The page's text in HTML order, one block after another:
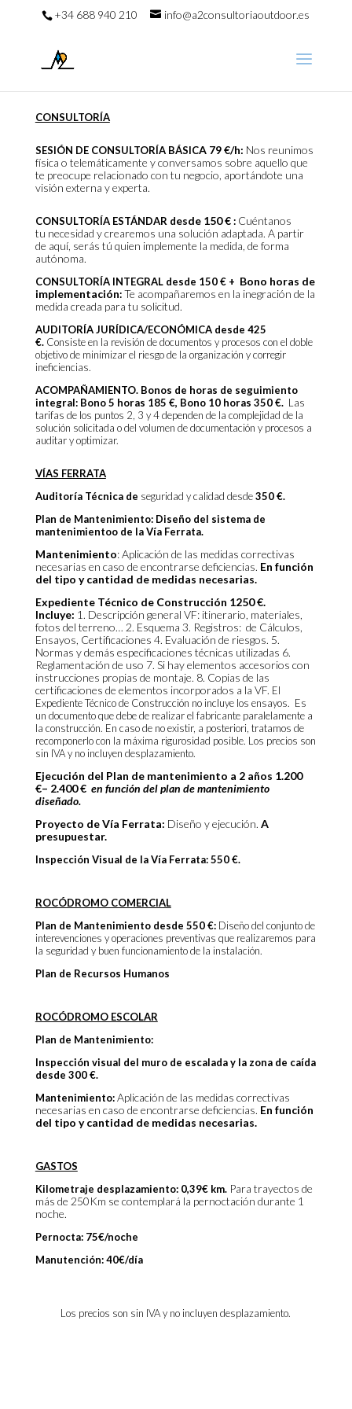
+34 688 940 210 info@a2consultoriaoutdoor.es
CONSULTORÍA
SESIÓN DE CONSULTORÍA BÁSICA 79 €/h: Nos reunimos
física o telemáticamente y conversamos sobre aquello que
te preocupe relacionado con tu negocio, aportándote una
visión externa y experta.
CONSULTORÍA ESTÁNDAR desde 150 €: Cuéntanos
tu necesidad y crearemos una solución adaptada. A partir
de aquí, serás tú quien implemente la medida, de forma
autónoma.
CONSULTORÍA INTEGRAL desde 150 € + Bono horas de
implementación: Te acompañaremos en la inegración de la
medida creada para tu solicitud.
AUDITORÍA JURÍDICA/ECONÓMICA desde 425
€.Consiste en la revisión de documentos y procesos con el doble
objetivo de minimizar el riesgo de la organización y corregir
ineficiencias.
ACOMPAÑAMIENTO. Bonos de horas de seguimiento
integral: Bono 5 horas 185 €, Bono 10 horas 350 €. Las
tarifas de los puntos 2, 3 y 4 dependen de la complejidad de la
solución solicitada o del volumen de documentación y procesos a
auditar y optimizar.
VÍAS FERRATA
Auditoría Técnica de seguridad y calidad desde350 €.
Plan de Mantenimiento: Diseño del sistema de
mantenimientoo de la Vía Ferrata.
Mantenimiento: Aplicación de las medidas correctivas
necesarias en caso de encontrarse deficiencias. En función
del tipo y cantidad de medidas necesarias.
Expediente Técnico de Construcción 1250 €.
Incluye: 1. Descripción general VF: itinerario, materiales,
fotos del terreno… 2. Esquema 3. Registros: de Cálculos,
Ensayos, Certificaciones 4. Evaluación de riesgos. 5.
Normas y demás especificaciones técnicas utilizadas 6.
Reglamentación de uso 7. Si hay elementos accesorios con
instrucciones propias de montaje. 8. Copias de las
certificaciones de elementos incorporados a la VF. El
Expediente Técnico de Construcción no incluye los ensayos. Es
un documento que debe de realizar el fabricante paralelamente a
la construcción. En caso de no existir, a posteriori, tratamos de
recomponerlo con la máxima rigurosidad posible. Los precios son
sin IVA y no incluyen desplazamiento.
Ejecución del Plan de mantenimiento a 2 años 1.200
€– 2.400 € en función del plan de mantenimiento
diseñado.
Proyecto de Vía Ferrata: Diseño y ejecución. A
presupuestar.
Inspección Visual de la Vía Ferrata: 550 €.
ROCÓDROMO COMERCIAL
Plan de Mantenimiento desde 550 €: Diseño del conjunto de
interevenciones y operaciones preventivas que realizaremos para
la seguridad y buen funcionamiento de la instalación.
Plan de Recursos Humanos
ROCÓDROMO ESCOLAR
Plan de Mantenimiento:
Inspección visual del muro de escalada y la zona de caída
desde 300 €.
Mantenimiento:Aplicación de las medidas correctivas
necesarias en caso de encontrarse deficiencias. En función
del tipo y cantidad de medidas necesarias.
GASTOS
Kilometraje desplazamiento: 0,39€ km. Para trayectos de
más de 250Km se contemplará la pernoctación durante 1
noche.
Pernocta: 75€/noche
Manutención: 40€/día
Los precios son sin IVA y no incluyen desplazamiento.